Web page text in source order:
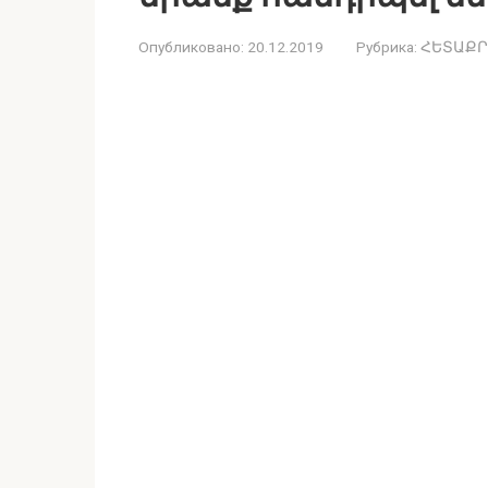
Опубликовано: 20.12.2019 Рубрика: